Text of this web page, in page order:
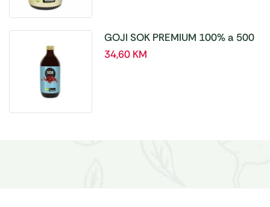
GOJI SOK PREMIUM 100% a 500
ml
34,60 KM